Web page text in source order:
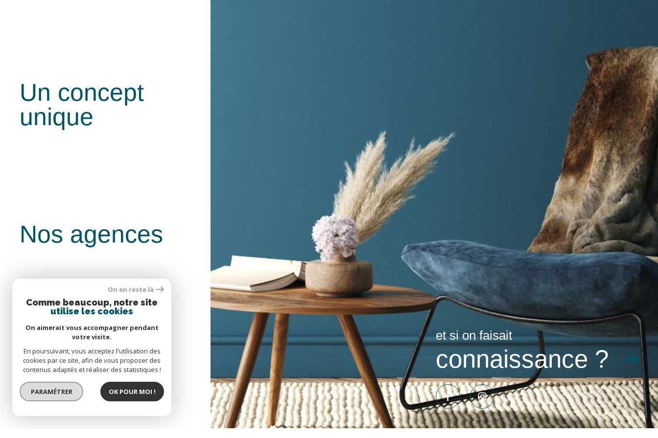
et si on faisait
connaissance ?
Un concept
unique
Nos agences
Nous
contacter
Se connecter
Espace syndic
Adhérents
Traduction powered by Google Nos honoraires Plan du site Nos honoraires Honoraires location Mentions légales Partenaires Admin Politique RGPD Cookies
On en reste là
Comme beaucoup, notre site
utilise les cookies
On aimerait vous accompagner pendant
votre visite.
En poursuivant, vous acceptez l'utilisation des
cookies par ce site, afin de vous proposer des
contenus adaptés et réaliser des statistiques !
PARAMÉTRER OK POUR MOI !